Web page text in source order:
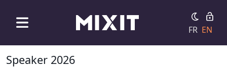
FR EN
Speaker 2026